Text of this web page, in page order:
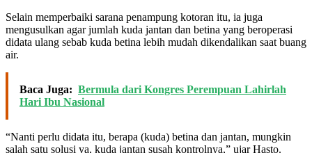
Selain memperbaiki sarana penampung kotoran itu, ia juga
mengusulkan agar jumlah kuda jantan dan betina yang beroperasi
didata ulang sebab kuda betina lebih mudah dikendalikan saat buang
air.
Baca Juga: Bermula dari Kongres Perempuan Lahirlah
Hari Ibu Nasional
“Nanti perlu didata itu, berapa (kuda) betina dan jantan, mungkin
salah satu solusi ya, kuda jantan susah kontrolnya,” ujar Hasto.